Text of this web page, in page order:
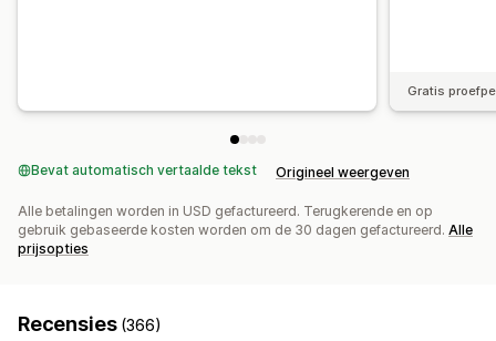
Gratis
Bevat automatisch vertaalde tekst Origineel weergeven
Alle betalingen worden in USD gefactureerd. Terugkerende en op
gebruik gebaseerde kosten worden om de 30 dagen gefactureerd. Alle
prijsopties
Recensies (366)